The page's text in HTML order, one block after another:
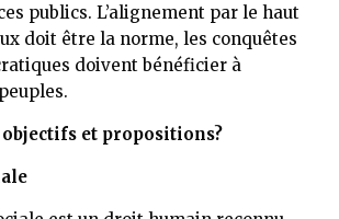
publics. L’alignement par le haut
doit être la norme, les conquêtes
doivent bénéficier à
objectifs et propositions?